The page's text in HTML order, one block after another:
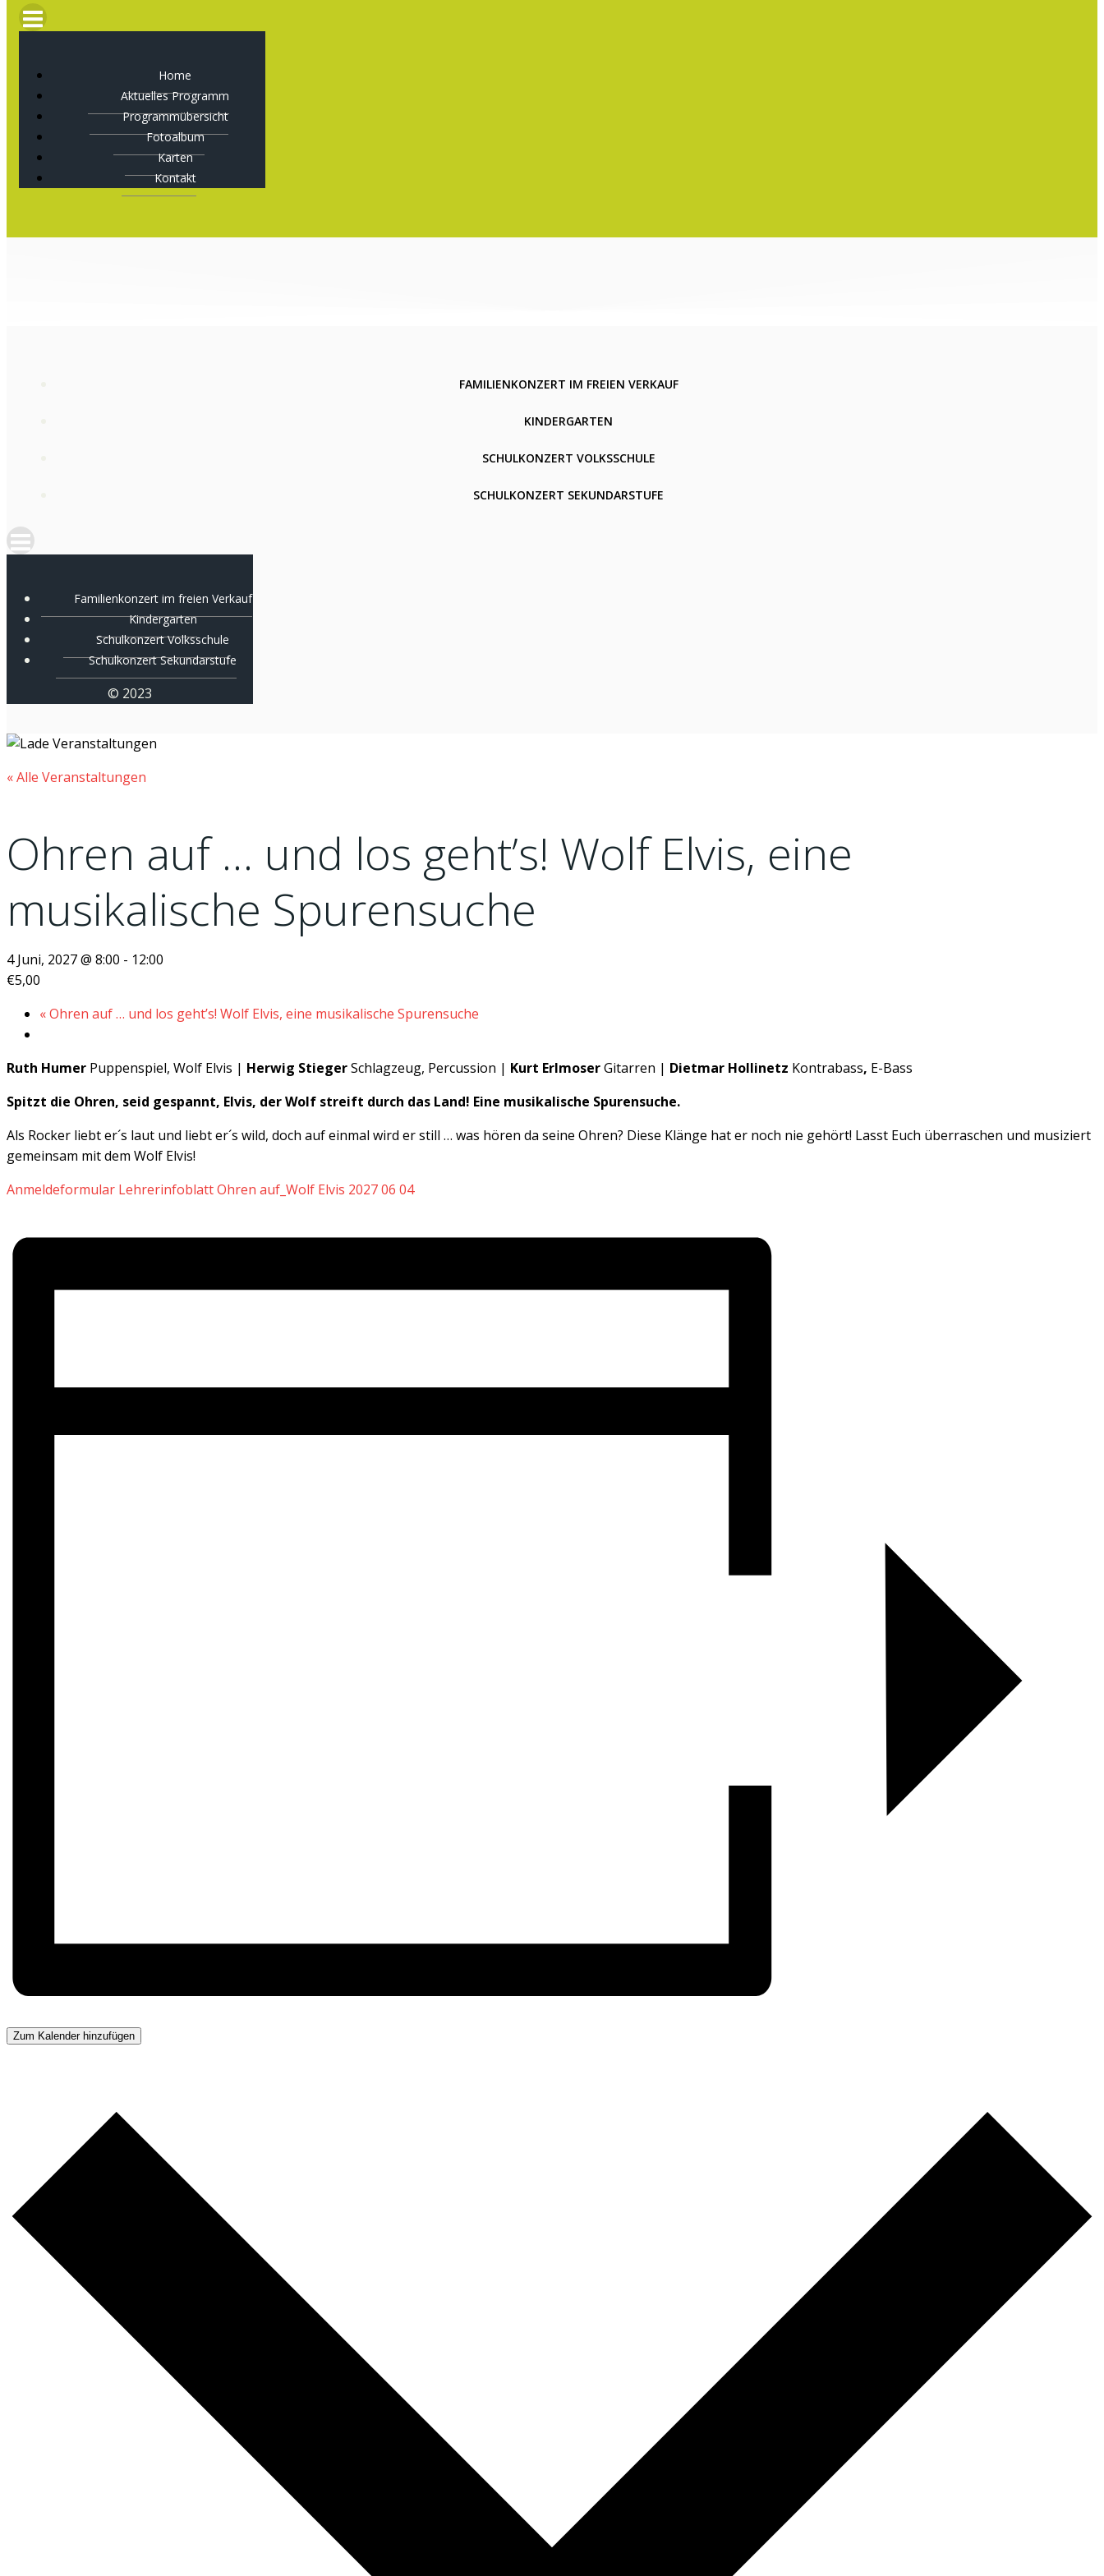
Home
Aktuelles Programm
Programmübersicht
Fotoalbum
Karten
Kontakt
FAMILIENKONZERT IM FREIEN VERKAUF
KINDERGARTEN
SCHULKONZERT VOLKSSCHULE
SCHULKONZERT SEKUNDARSTUFE
Familienkonzert im freien Verkauf
Kindergarten
Schulkonzert Volksschule
Schulkonzert Sekundarstufe
© 2023
« Alle Veranstaltungen
Ohren auf … und los geht’s! Wolf Elvis, eine
musikalische Spurensuche
4 Juni, 2027 @ 8:00 - 12:00
€5,00
«Ohren auf … und los geht’s! Wolf Elvis, eine musikalische Spurensuche
Ruth Humer Puppenspiel, Wolf Elvis | Herwig StiegerSchlagzeug, Percussion | Kurt ErlmoserGitarren | Dietmar Hollinetz Kontrabass, E-Bass
Spitzt die Ohren, seid gespannt, Elvis, der Wolf streift durch das Land! Eine musikalische Spurensuche.
Als Rocker liebt er´s laut und liebt er´s wild, doch auf einmal wird er still … was hören da seine Ohren? Diese Klänge hat er noch nie gehört! Lasst Euch überraschen und musiziert
gemeinsam mit dem Wolf Elvis!
Anmeldeformular Lehrerinfoblatt Ohren auf_Wolf Elvis 2027 06 04
Zum Kalender hinzufügen